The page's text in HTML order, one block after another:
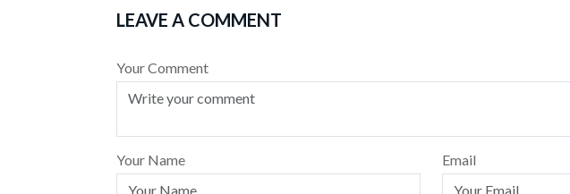
LEAVE A COMMENT
Your Comment
Your Name Email